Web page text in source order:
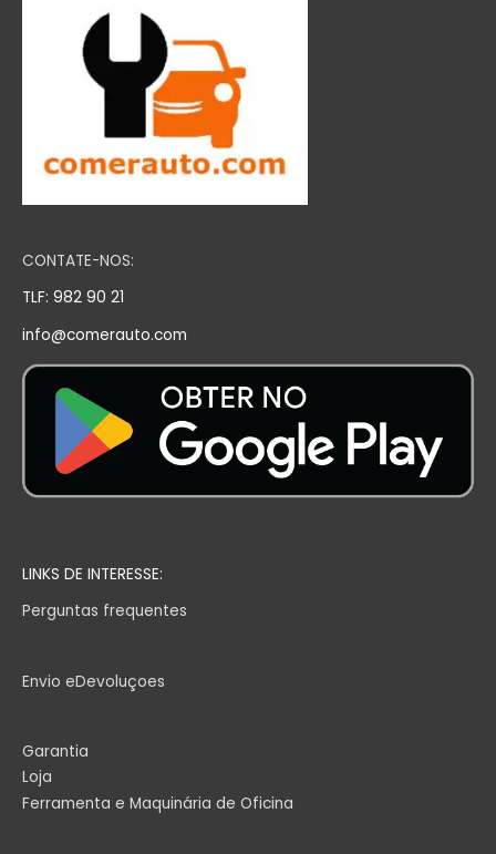
CONTATE-NOS:
TLF: 982 90 21
info@comerauto.com
LINKS DE INTERESSE:
Perguntas frequentes
Envio eDevoluçoes
Garantia
Loja
Ferramenta e Maquinária de Oficina